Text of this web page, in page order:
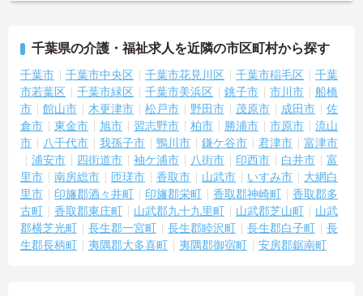
千葉県の介護・福祉求人を近隣の市区町村から探す
千葉市 千葉市中央区 千葉市花見川区 千葉市稲毛区
千葉
市若葉区
千葉市緑区 千葉市美浜区 銚子市 市川市
船橋
市
館山市 木更津市 松戸市 野田市 茂原市 成田市
佐
倉市
東金市 旭市 習志野市 柏市 勝浦市 市原市
流山
市
八千代市 我孫子市 鴨川市 鎌ケ谷市 君津市
富津市
浦安市
四街道市 袖ケ浦市 八街市 印西市 白井市
富
里市
南房総市 匝瑳市 香取市 山武市 いすみ市
大網白
里市
印旛郡酒々井町 印旛郡栄町 香取郡神崎町
香取郡多
古町
香取郡東庄町 山武郡九十九里町 山武郡芝山町
山武
郡横芝光町
長生郡一宮町 長生郡睦沢町 長生郡白子町
長
生郡長柄町
夷隅郡大多喜町 夷隅郡御宿町 安房郡鋸南町